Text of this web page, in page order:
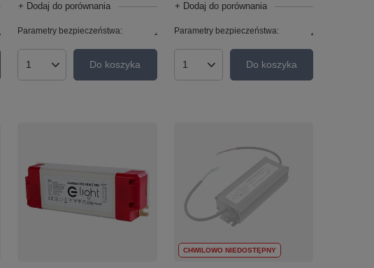
+ Dodaj do porównania
Parametry bezpieczeństwa:
Ilość produktówDo koszyka
+ Dodaj do porównania
Parametry bezpieczeństwa:
Ilość produktówDo koszyka
CHWILOWO NIEDOSTĘPNY